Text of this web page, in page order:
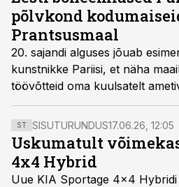
põlvkond
Prantsusmaal
20. sajandi alguses jõuab
kunstnikke Pariisi, et näha
töövõtteid oma kuulsatelt
vaimselt rikas, ent kunstnike
elamiseks tuleb kannatada
ST SISUTURUNDUS17.06.26, 12:05
Uskumatult
4x4 Hybrid
Uue KIA Sportage 4x4